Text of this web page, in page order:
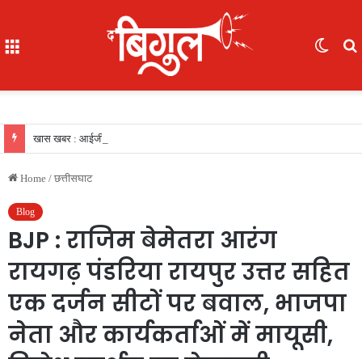
Home / छत्तीसघाट
Blog
BJP : राजिम बेमेतरा आरंग
रायगढ़ पंडरिया रायपुर उत्तर सहित
एक दर्जन सीटों पर बवाल, भाजपा
नेता और कार्यकर्ताओं में मायूसी,